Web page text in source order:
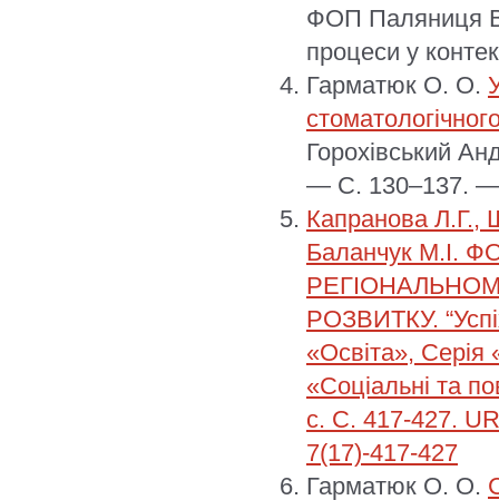
ФОП Паляниця
процеси у
Гарматюк О. О.
Горохівський
— С. 130–137.
Капранова
Баланчук М.І.
РОЗВИТКУ.
«Освіта», Серія
«Соціальні та
с. С. 417-427.
7(17)-417-427
Гарматюк О. О.